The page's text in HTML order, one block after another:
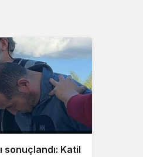
sonuçlandı: Katil